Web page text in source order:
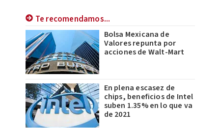
Te recomendamos...
Bolsa Mexicana de
Valores repunta por
acciones de Walt-Mart
En plena escasez de
chips, beneficios de Intel
suben 1.35% en lo que va
de 2021